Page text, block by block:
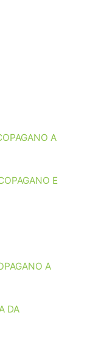
A
E
A
DA